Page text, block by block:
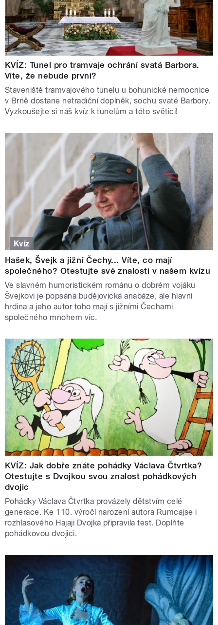
KVÍZ: Tunel pro tramvaje ochrání svatá Barbora.
Víte, že nebude první?
Staveniště tramvajového tunelu u bohunické nemocnice
v Brně dostane netradiční doplněk, sochu svaté Barbory.
Vyzkoušejte si náš kvíz k tunelům a této světici!
Kvíz
Hašek, Švejk a jižní Čechy... Víte, co mají
společného? Otestujte své znalosti v našem kvízu
Ve slavném humoristickém románu o dobrém vojáku
Švejkovi je popsána budějovická anabáze, ale hlavní
hrdina a jeho autor toho mají s jižními Čechami
společného mnohem víc.
KVÍZ: Jak dobře znáte pohádky Václava Čtvrtka?
Otestujte s Dvojkou svou znalost pohádkových
dvojic
Pohádky Václava Čtvrtka provázely dětstvím celé
generace. Ke 110. výročí narození autora Rumcajse i
rozhlasového Hajaji Dvojka připravila test. Doplňte
pohádkovou dvojici.